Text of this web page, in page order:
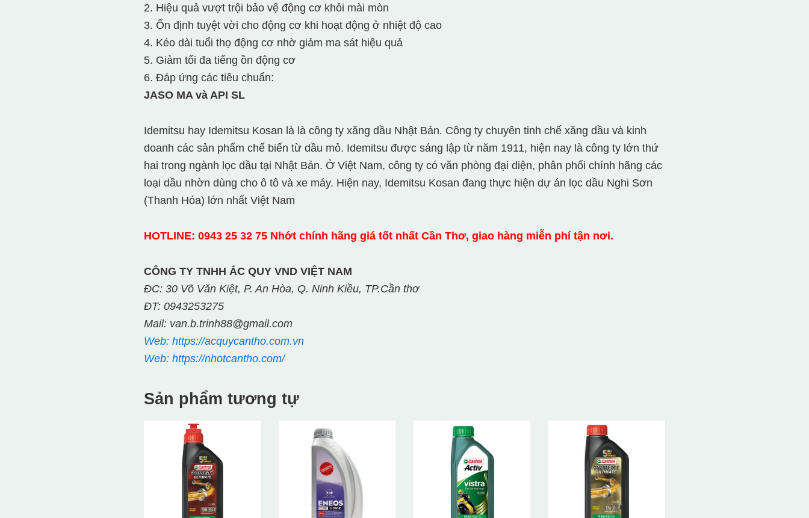
2. Hiệu quả vượt trội bảo vệ động cơ khỏi mài mòn
3. Ổn định tuyệt vời cho động cơ khi hoạt động ở nhiệt độ cao
4. Kéo dài tuổi thọ động cơ nhờ giảm ma sát hiệu quả
5. Giảm tối đa tiếng ồn động cơ
6. Đáp ứng các tiêu chuẩn:
JASO MA và API SL
Idemitsu hay Idemitsu Kosan là là công ty xăng dầu Nhật Bản. Công ty chuyên tinh chế xăng dầu và kinh
doanh các sản phẩm chế biến từ dầu mỏ. Idemitsu được sáng lập từ năm 1911, hiện nay là công ty lớn thứ
hai trong ngành lọc dầu tại Nhật Bản. Ở Việt Nam, công ty có văn phòng đại diện, phân phối chính hãng các
loại dầu nhờn dùng cho ô tô và xe máy. Hiện nay, Idemitsu Kosan đang thực hiện dự án lọc dầu Nghi Sơn
(Thanh Hóa) lớn nhất Việt Nam
HOTLINE: 0943 25 32 75 Nhớt chính hãng giá tốt nhất Cần Thơ, giao hàng miễn phí tận nơi.
CÔNG TY TNHH ẮC QUY VND VIỆT NAM
ĐC: 30 Võ Văn Kiệt, P. An Hòa, Q. Ninh Kiều, TP.Cần thơ
ĐT: 0943253275
Mail: van.b.trinh88@gmail.com
Web: https://acquycantho.com.vn
Web: https://nhotcantho.com/
Sản phẩm tương tự